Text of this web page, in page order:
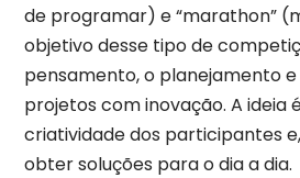
de programar) e “marathon”
objetivo desse tipo de
pensamento, o planejamento
projetos com inovação. A ideia
criatividade dos participantes
obter soluções para o dia a dia.